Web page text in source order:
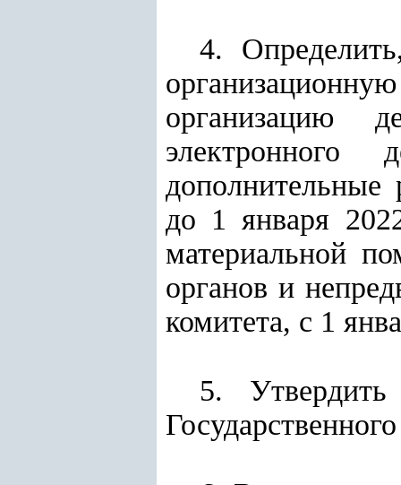
4.
организацию
электронного
дополнительные
до 1 января
материальной
органов и
комитета, с 1
5.